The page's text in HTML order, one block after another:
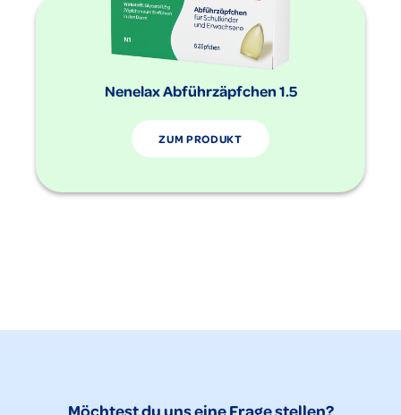
Nenelax Abführzäpfchen 1.5
ZUM PRODUKT
Möchtest du uns eine Frage stellen?